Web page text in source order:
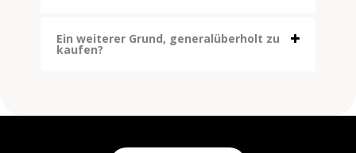
Ein weiterer Grund, generalüberholt zu
kaufen?